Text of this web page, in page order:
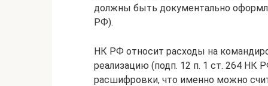
должны быть документально
РФ).
НК РФ относит расходы на
реализацию (подп. 12 п. 1 ст. 264 НК
расшифровки, что именно можно